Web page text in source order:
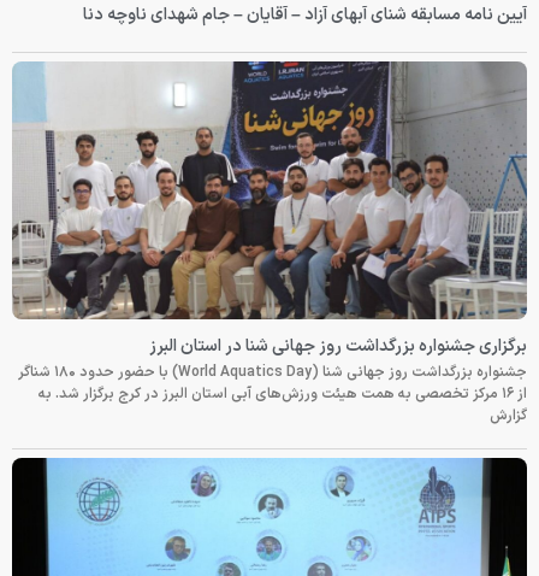
آیین نامه مسابقه شنای آبهای آزاد – آقایان – جام شهدای ناوچه دنا
برگزاری جشنواره بزرگداشت روز جهانی شنا در استان البرز
جشنواره بزرگداشت روز جهانی شنا (World Aquatics Day) با حضور حدود ۱۸۰ شناگر
از ۱۶ مرکز تخصصی به همت هیئت ورزش‌های آبی استان البرز در کرج برگزار شد. به
گزارش